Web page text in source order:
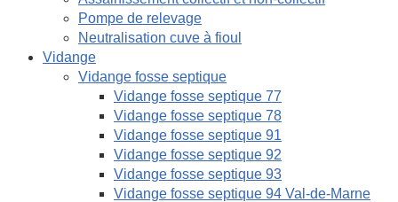
Pompe de relevage
Neutralisation cuve à fioul
Vidange
Vidange fosse septique
Vidange fosse septique 77
Vidange fosse septique 78
Vidange fosse septique 91
Vidange fosse septique 92
Vidange fosse septique 93
Vidange fosse septique 94 Val-de-Marne